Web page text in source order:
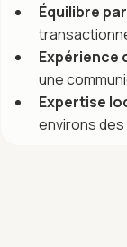
Équilibre
Expérience
une
Expertise
environs